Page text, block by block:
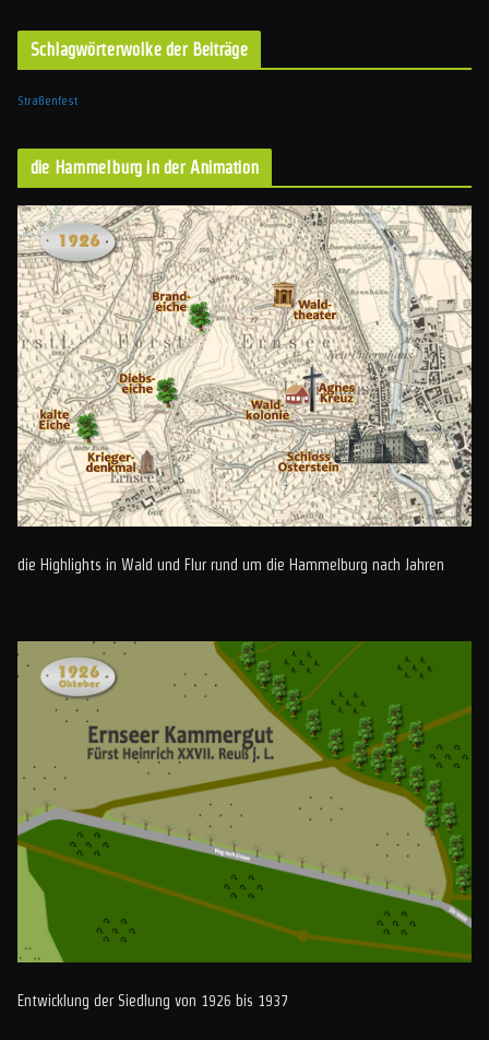
Schlagwörterwolke der Beiträge
Straßenfest
die Hammelburg in der Animation
die Highlights in Wald und Flur rund um die Hammelburg nach Jahren
Entwicklung der Siedlung von 1926 bis 1937